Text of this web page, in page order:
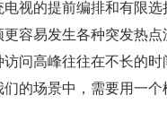
视的提前编排和有限
容易发生各种突发热
问高峰往往在不长的
的场景中，需要用一